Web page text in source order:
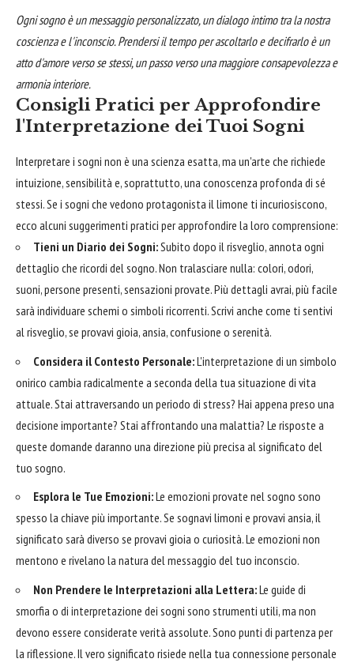
Ogni sogno è un messaggio personalizzato, un dialogo intimo tra la nostra
coscienza e l'inconscio. Prendersi il tempo per ascoltarlo e decifrarlo è un
atto d'amore verso se stessi, un passo verso una maggiore consapevolezza e
armonia interiore.
Consigli Pratici per Approfondire
l'Interpretazione dei Tuoi Sogni
Interpretare i sogni non è una scienza esatta, ma un'arte che richiede
intuizione, sensibilità e, soprattutto, una conoscenza profonda di sé
stessi. Se i sogni che vedono protagonista il limone ti incuriosiscono,
ecco alcuni suggerimenti pratici per approfondire la loro comprensione:
Tieni un Diario dei Sogni:Subito dopo il risveglio, annota ogni
dettaglio che ricordi del sogno. Non tralasciare nulla: colori, odori,
suoni, persone presenti, sensazioni provate. Più dettagli avrai, più facile
sarà individuare schemi o simboli ricorrenti. Scrivi anche come ti sentivi
al risveglio, se provavi gioia, ansia, confusione o serenità.
Considera il Contesto Personale:L'interpretazione di un simbolo
onirico cambia radicalmente a seconda della tua situazione di vita
attuale. Stai attraversando un periodo di stress? Hai appena preso una
decisione importante? Stai affrontando una malattia? Le risposte a
queste domande daranno una direzione più precisa al significato del
tuo sogno.
Esplora le Tue Emozioni:Le emozioni provate nel sogno sono
spesso la chiave più importante. Se sognavi limoni e provavi ansia, il
significato sarà diverso se provavi gioia o curiosità. Le emozioni non
mentono e rivelano la natura del messaggio del tuo inconscio.
Non Prendere le Interpretazioni alla Lettera:Le guide di
smorfia o di interpretazione dei sogni sono strumenti utili, ma non
devono essere considerate verità assolute. Sono punti di partenza per
la riflessione. Il vero significato risiede nella tua connessione personale